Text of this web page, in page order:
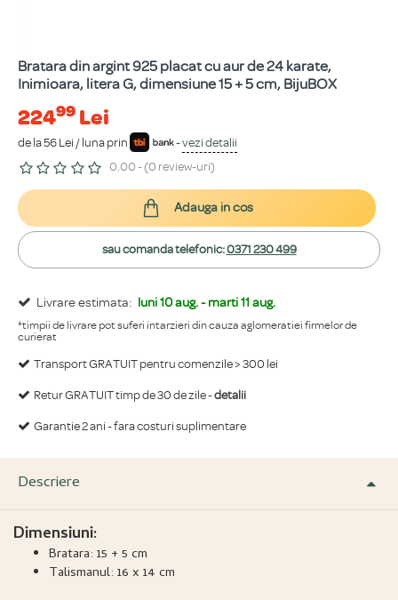
Bratara din argint 925 placat cu aur de 24 karate,
Inimioara, litera G, dimensiune 15 + 5 cm, BijuBOX
22499 Lei
de la 56 Lei / luna prin -vezi detalii
0.00 - (0 review-uri)
Livrare estimata: luni 10 aug. - marti 11 aug.
*timpii de livrare pot suferi intarzieri din cauza aglomeratiei firmelor de
curierat
Transport GRATUIT pentru comenzile > 300 lei
Retur GRATUIT timp de 30 de zile -detalii
Garantie 2 ani - fara costuri suplimentare
Adauga in cos
sau comanda telefonic:0371 230 499
Descriere
Dimensiuni:
Bratara: 15 + 5 cm
Talismanul: 16 x 14 cm